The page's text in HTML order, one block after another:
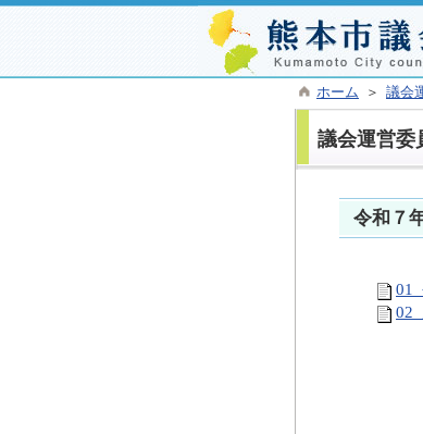
ホーム ＞ 議会
議会運営委
令和７